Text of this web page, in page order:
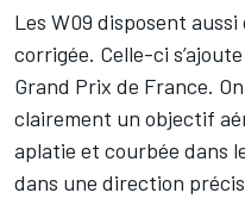
Les W09 disposent
corrigée. Celle-ci
Grand Prix de France.
clairement un objectif
aplatie et courbée dans
dans une direction